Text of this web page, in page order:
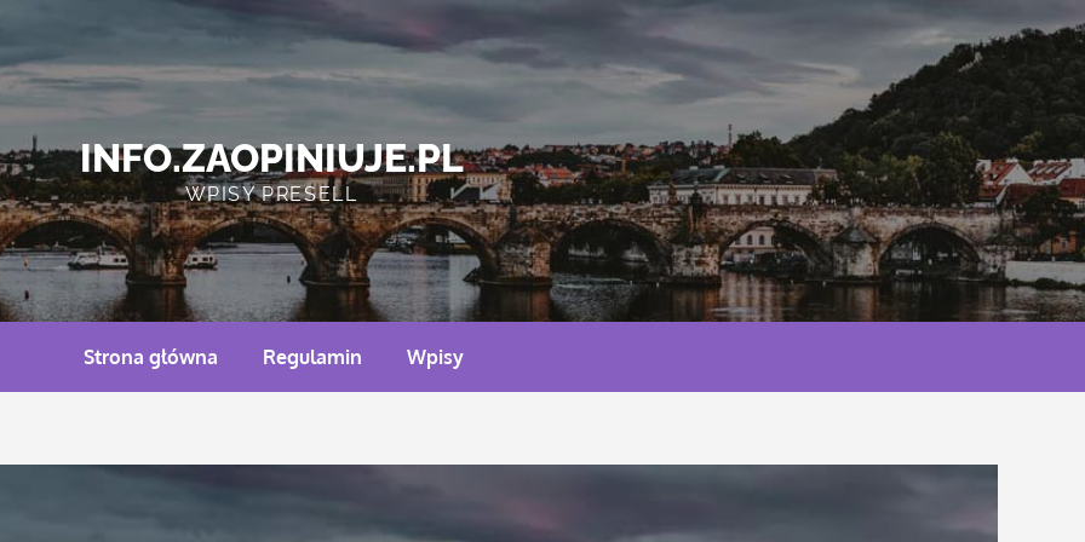
INFO.ZAOPINIUJE.PL
WPISY PRESELL
Strona główna Regulamin Wpisy